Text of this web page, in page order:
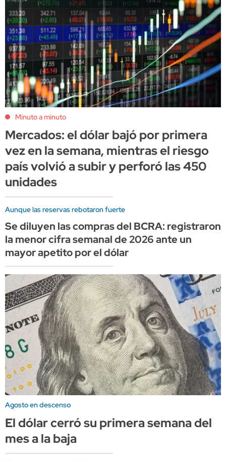
Minuto a minuto
Mercados: el dólar bajó por primera
vez en la semana, mientras el riesgo
país volvió a subir y perforó las 450
unidades
Aunque las reservas rebotaron fuerte
Se diluyen las compras del BCRA: registraron
la menor cifra semanal de 2026 ante un
mayor apetito por el dólar
Agosto en descenso
El dólar cerró su primera semana del
mes a la baja